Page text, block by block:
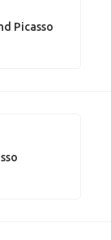
Picasso